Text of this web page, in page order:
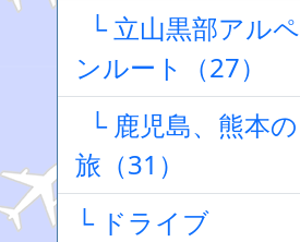
└ 立山黒部アルペ
ンルート（27）
└ 鹿児島、熊本の
旅（31）
└ ドライブ